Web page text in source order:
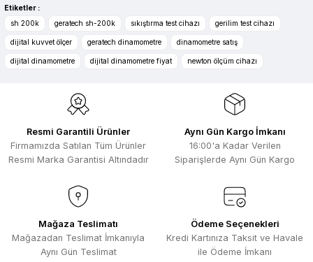
Ürün resmi kalitesiz, bozuk veya görüntülenemiyor.
Ürün açıklamasında eksik bilgiler bulunuyor.
Ürün bilgilerinde hatalar bulunuyor.
Bu ürüne benzer farklı alternatifler olmalı.
Selim Toprak | 04/08/2026
Zengin ürün çesidi ve belirli marka
bulunuyor. Özellikle unit ,prolink ,gibi
ürünlerin ithalatçısı olması hasebi ile
Selim Toprak | 29/07/2026
Kısa sürede geldi. Ürünler de iyi
sarılmıştı. Gayet iyi
Ali Salih Yıldız | 10/07/2026
Hızlı sipariş ve güvenli paketleme için
çok teşekkürler ediyorum
F... D... | 06/07/2026
Makine çok iyi herkese tavsiye
Etiketler :
sh 200k
geratech sh-200k sıkıştırma test cihazı gerilim test cihazı
dijital kuvvet ölçer geratech dinamometre dinamometre satış
dijital dinamometre dijital dinamometre fiyat newton ölçüm cihazı
Resmi Garantili Ürünler
Firmamızda Satılan Tüm Ürünler
Resmi Marka Garantisi Altındadır
Aynı Gün Kargo İmkanı
16:00'a Kadar Verilen
Siparişlerde Aynı Gün Kargo
Mağaza Teslimatı
Mağazadan Teslimat İmkanıyla
Aynı Gün Teslimat
Ödeme Seçenekleri
Kredi Kartınıza Taksit ve Havale
ile Ödeme İmkanı